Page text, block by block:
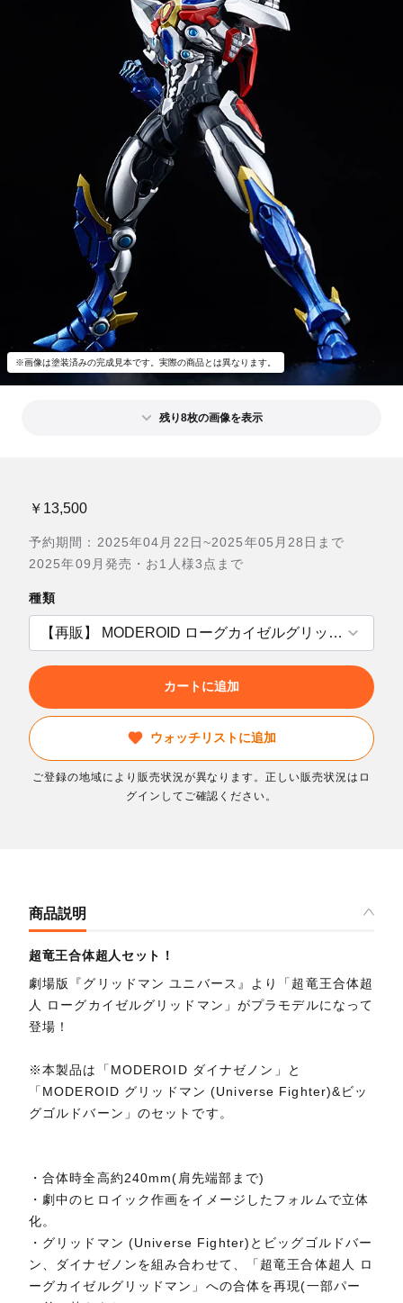
※画像は塗装済みの完成見本です。実際の商品とは異なります。
残り8枚の画像を表示
￥13,500
予約期間：2025年04月22日~2025年05月28日まで
2025年09月発売・お1人様3点まで
種類
カートに追加
ウォッチリストに追加
ご登録の地域により販売状況が異なります。正しい販売状況はロ
グインしてご確認ください。
商品説明
超竜王合体超人セット！
劇場版『グリッドマン ユニバース』より「超竜王合体超
人 ローグカイゼルグリッドマン」がプラモデルになって
登場！
※本製品は「MODEROID ダイナゼノン」と
「MODEROID グリッドマン (Universe Fighter)&ビッ
グゴルドバーン」のセットです。
・合体時全高約240mm(肩先端部まで)
・劇中のヒロイック作画をイメージしたフォルムで立体
化。
・グリッドマン (Universe Fighter)とビッグゴルドバー
ン、ダイナゼノンを組み合わせて、「超竜王合体超人 ロ
ーグカイゼルグリッドマン」への合体を再現(一部パー